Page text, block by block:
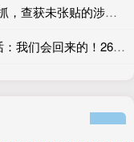
海口股票配资平台 凌晨跨省作案！2人被抓，查获未张贴的涉黄“小广告”1200余张
炒股配资178论坛网 东契奇0分报销后放话：我们会回来的！26岁MVP大热伤缺致湖人遭4-0横扫